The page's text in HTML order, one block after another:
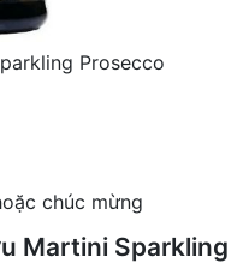
Prosecco
chúc mừng
Martini Sparkling